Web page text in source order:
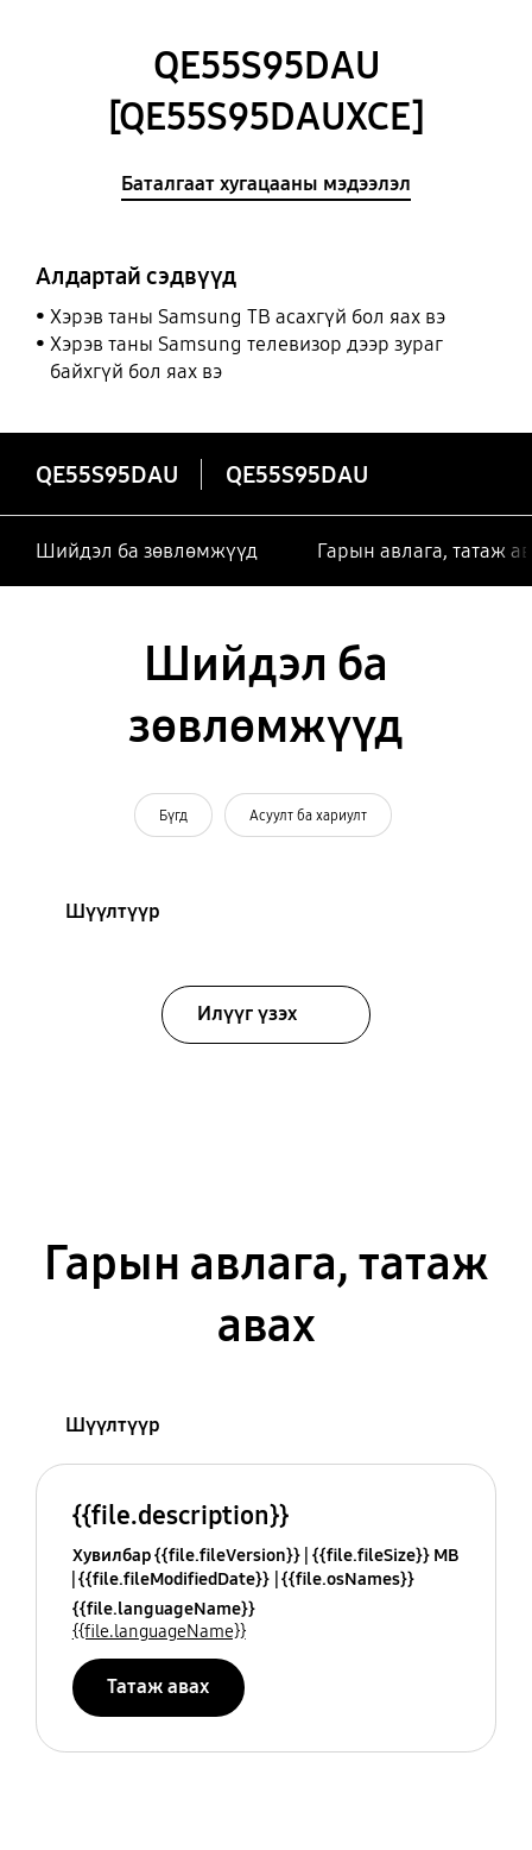
QE55S95DAU
[QE55S95DAUXCE]
Баталгаат хугацааны мэдээлэл
Алдартай сэдвүүд
Хэрэв таны Samsung ТВ асахгүй бол яах вэ
Хэрэв таны Samsung телевизор дээр зураг
байхгүй бол яах вэ
QE55S95DAU QE55S95DAU
Шийдэл ба зөвлөмжүүд Гарын авлага, татаж
Шийдэл ба
зөвлөмжүүд
Бүгд Асуулт ба хариулт
Шүүлтүүр
Илүүг үзэх
Гарын авлага, татаж
авах
Шүүлтүүр
{{file.description}}
Хувилбар {{file.fileVersion}} {{file.fileSize}} MB
{{file.fileModifiedDate}} {{file.osNames}}
{{file.languageName}}
{{file.languageName}}
Татаж авах